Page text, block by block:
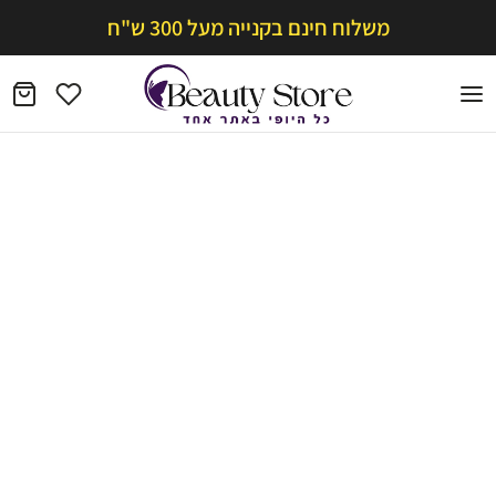
משלוח חינם בקנייה מעל 300 ש"ח